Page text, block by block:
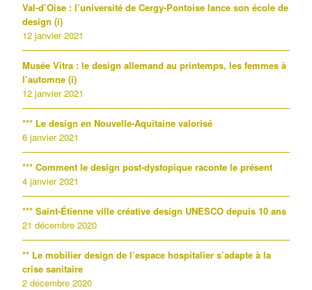
Val-d’Oise : l’université de Cergy-Pontoise lance son école de
design (i)
12 janvier 2021
Musée Vitra : le design allemand au printemps, les femmes à
l’automne (i)
12 janvier 2021
*** Le design en Nouvelle-Aquitaine valorisé
6 janvier 2021
*** Comment le design post-dystopique raconte le présent
4 janvier 2021
*** Saint-Étienne ville créative design UNESCO depuis 10 ans
21 décembre 2020
** Le mobilier design de l’espace hospitalier s’adapte à la
crise sanitaire
2 décembre 2020